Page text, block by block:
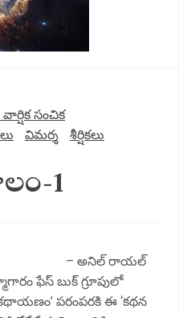
సంచిక
విమర్శ శీర్షికలు
1
రాయల్
ఫేస్ బుక్ గ్రూపులో
పరంపరకి ఈ ‘కథన